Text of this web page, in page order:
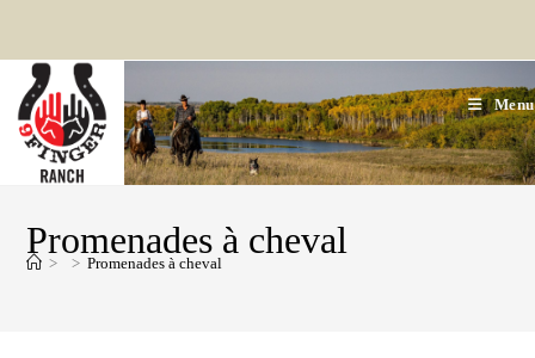
contenu
Menu
Promenades à cheval
> > Promenades à cheval